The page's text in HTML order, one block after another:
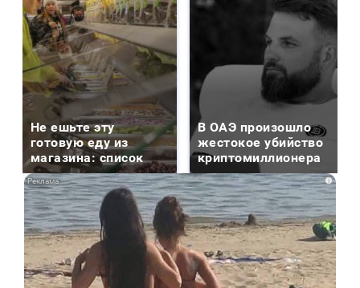
Не ешьте эту
готовую еду из
магазина: список
В ОАЭ произошло
жестокое убийство
криптомиллионера
i